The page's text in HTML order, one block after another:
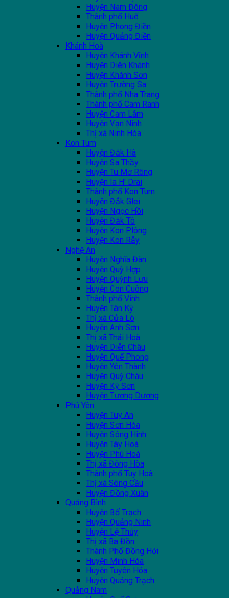
Huyện Nam Đông
Thành phố Huế
Huyện Phong Điền
Huyện Quảng Điền
Khánh Hoà
Huyện Khánh Vĩnh
Huyện Diên Khánh
Huyện Khánh Sơn
Huyện Trường Sa
Thành phố Nha Trang
Thành phố Cam Ranh
Huyện Cam Lâm
Huyện Vạn Ninh
Thị xã Ninh Hòa
Kon Tum
Huyện Đắk Hà
Huyện Sa Thầy
Huyện Tu Mơ Rông
Huyện Ia H' Drai
Thành phố Kon Tum
Huyện Đắk Glei
Huyện Ngọc Hồi
Huyện Đắk Tô
Huyện Kon Plông
Huyện Kon Rẫy
Nghệ An
Huyện Nghĩa Đàn
Huyện Quỳ Hợp
Huyện Quỳnh Lưu
Huyện Con Cuông
Thành phố Vinh
Huyện Tân Kỳ
Thị xã Cửa Lò
Huyện Anh Sơn
Thị xã Thái Hoà
Huyện Diễn Châu
Huyện Quế Phong
Huyện Yên Thành
Huyện Quỳ Châu
Huyện Kỳ Sơn
Huyện Tương Dương
Phú Yên
Huyện Tuy An
Huyện Sơn Hòa
Huyện Sông Hinh
Huyện Tây Hoà
Huyện Phú Hoà
Thị xã Đông Hòa
Thành phố Tuy Hoà
Thị xã Sông Cầu
Huyện Đồng Xuân
Quảng Bình
Huyện Bố Trạch
Huyện Quảng Ninh
Huyện Lệ Thủy
Thị xã Ba Đồn
Thành Phố Đồng Hới
Huyện Minh Hóa
Huyện Tuyên Hóa
Huyện Quảng Trạch
Quảng Nam